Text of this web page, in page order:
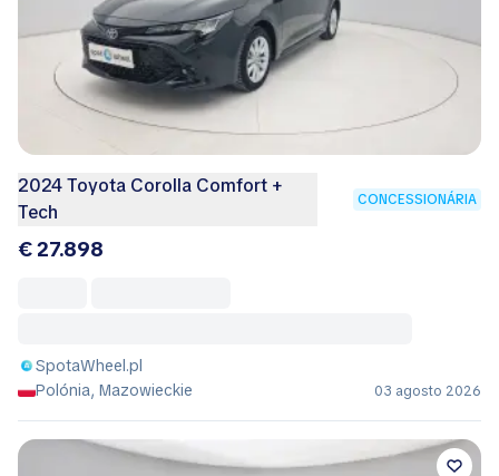
2024 Toyota Corolla Comfort +
Tech
CONCESSIONÁRIA
€ 27.898
SpotaWheel.pl
Polónia, Mazowieckie
03 agosto 2026